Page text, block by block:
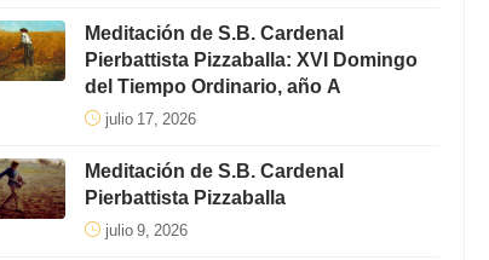
Meditación de S.B. Cardenal
Pierbattista Pizzaballa: XVI Domingo
del Tiempo Ordinario, año A
julio 17, 2026
Meditación de S.B. Cardenal
Pierbattista Pizzaballa
julio 9, 2026